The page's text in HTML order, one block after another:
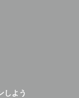
しよう